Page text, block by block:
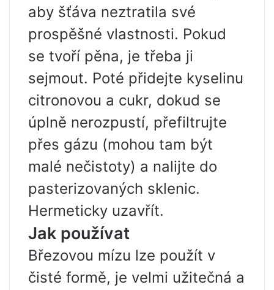
aby šťáva neztratila své
prospěšné vlastnosti. Pokud
se tvoří pěna, je třeba ji
sejmout. Poté přidejte kyselinu
citronovou a cukr, dokud se
úplně nerozpustí, přefiltrujte
přes gázu (mohou tam být
malé nečistoty) a nalijte do
pasterizovaných sklenic.
Hermeticky uzavřít.
Jak používat
Březovou mízu lze použít v
čisté formě, je velmi užitečná a